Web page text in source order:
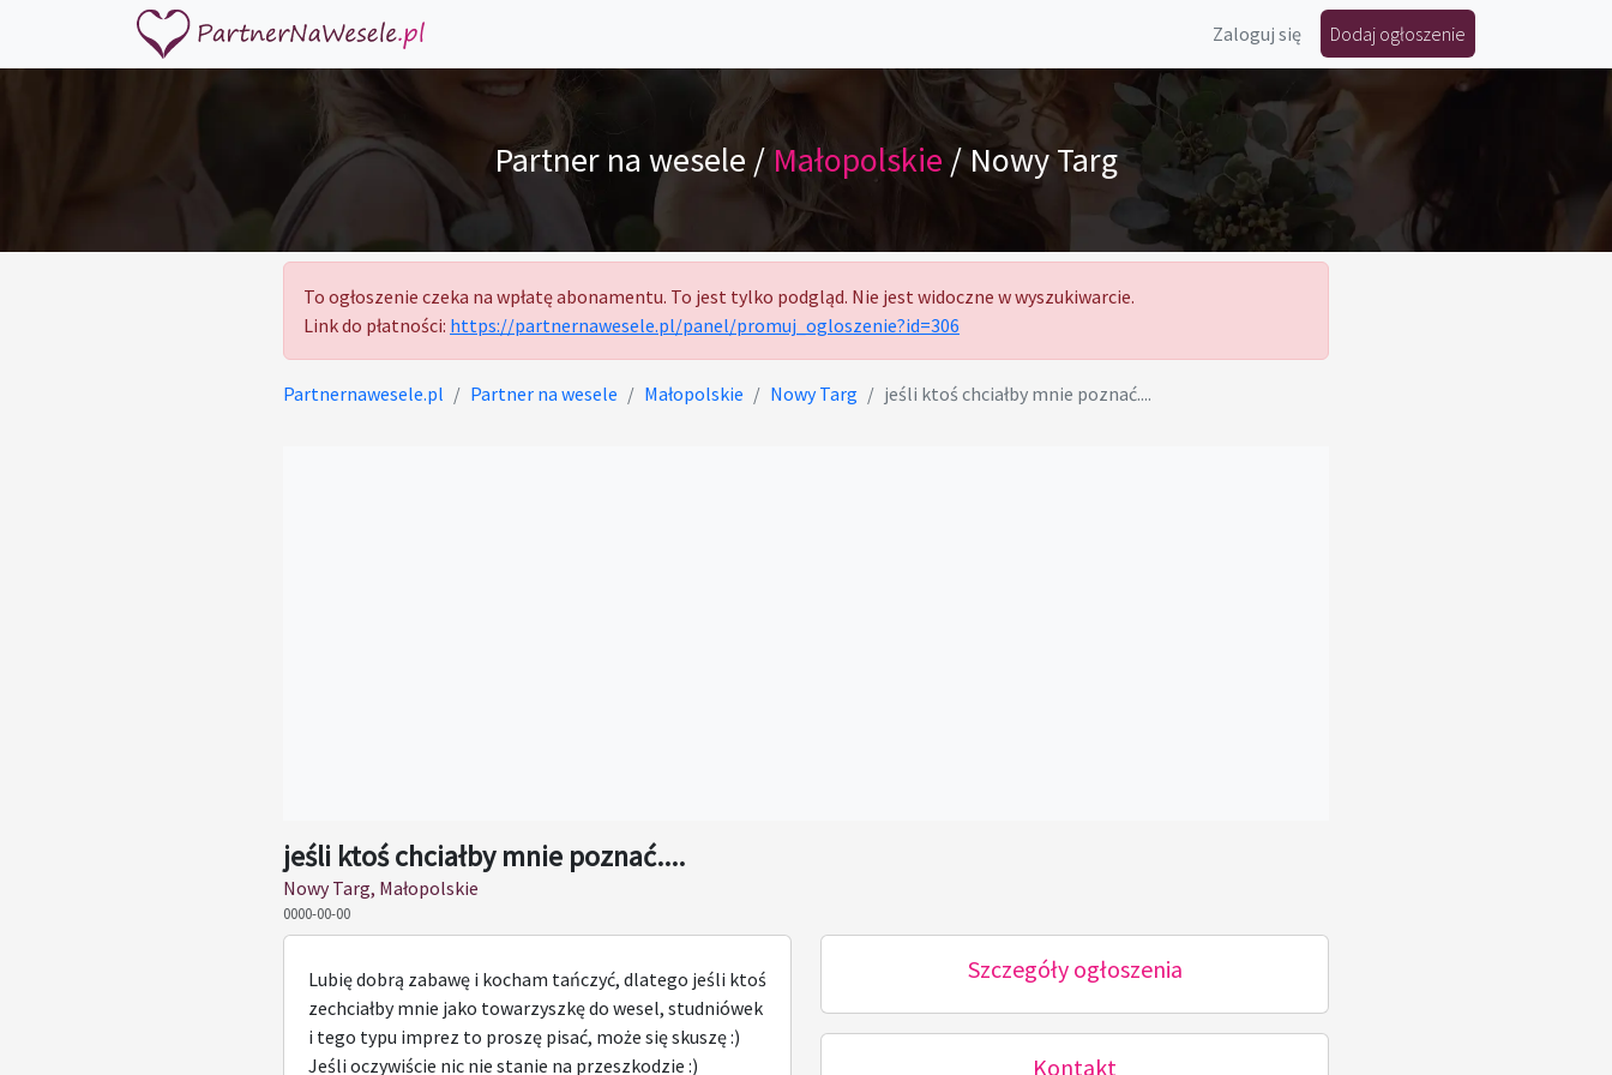
Zaloguj się Dodaj ogłoszenie
Partner na wesele / Małopolskie / Nowy Targ
To ogłoszenie czeka na wpłatę abonamentu. To jest tylko podgląd. Nie jest widoczne w wyszukiwarcie.
Link do płatności: https://partnernawesele.pl/panel/promuj_ogloszenie?id=306
Partnernawesele.pl Partner na wesele Małopolskie Nowy Targ jeśli ktoś chciałby mnie poznać....
jeśli ktoś chciałby mnie poznać....
Nowy Targ, Małopolskie
0000-00-00
Lubię dobrą zabawę i kocham tańczyć, dlatego jeśli ktoś
zechciałby mnie jako towarzyszkę do wesel, studniówek
i tego typu imprez to proszę pisać, może się skuszę :)
Jeśli oczywiście nic nie stanie na przeszkodzie :)
Szczegóły ogłoszenia
Kontakt